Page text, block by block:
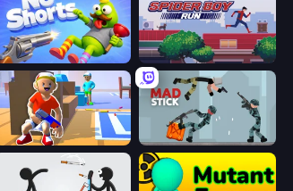
No Shorts Spider Boy Run
Blaster Pranks Mad Stick